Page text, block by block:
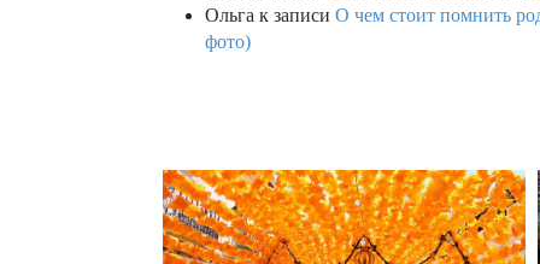
Ольга к записи О чем стоит помнить
фото)